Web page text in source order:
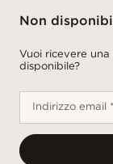
Non
Vuoi ricevere
disponibile?
Indirizzo email *